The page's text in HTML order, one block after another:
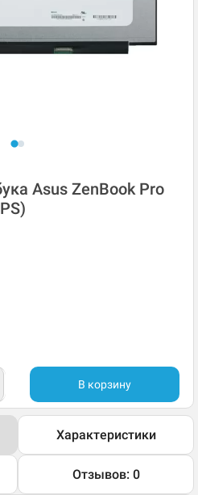
Asus ZenBook Pro
В корзину
Характеристики
Отзывов: 0